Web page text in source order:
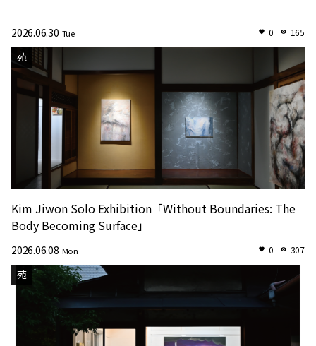
2026.06.30 Tue 0 165
苑
Kim Jiwon Solo Exhibition「Without Boundaries: The
Body Becoming Surface」
2026.06.08 Mon 0 307
苑